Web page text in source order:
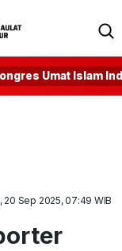
Umat Islam
20 Sep 2025, 07:49 WIB